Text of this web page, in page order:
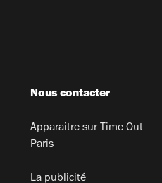
Nous contacter
Apparaitre sur Time Out
Paris
La publicité